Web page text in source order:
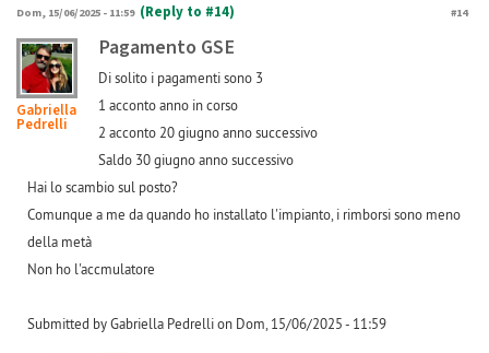
Dom, 15/06/2025 - 11:59 (Reply to #14) #14
Gabriella
Pedrelli
Pagamento GSE
Di solito i pagamenti sono 3
1 acconto anno in corso
2 acconto 20 giugno anno successivo
Saldo 30 giugno anno successivo
Hai lo scambio sul posto?
Comunque a me da quando ho installato l'impianto, i rimborsi sono meno
della metà
Non ho l'accmulatore
Submitted by Gabriella Pedrelli on Dom, 15/06/2025 - 11:59